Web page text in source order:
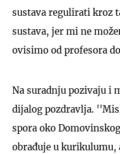
sustava regulirati kroz
sustava, jer mi ne
ovisimo od profesora
Na suradnju pozivaju i
dijalog pozdravlja.
spora oko
obrađuje u kurikulumu,